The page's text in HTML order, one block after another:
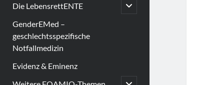
Die LebensrettENTE
open
child
GenderEMed –
geschlechtsspezifische
Notfallmedizin
Evidenz & Eminenz
open